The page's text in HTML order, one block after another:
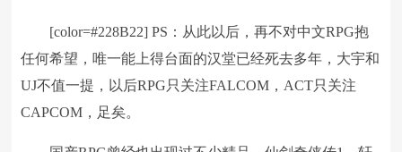
[color=#228B22] PS：从此以后，再不对中文RPG抱
任何希望，唯一能上得台面的汉堂已经死去多年，大宇和
UJ不值一提，以后RPG只关注FALCOM，ACT只关注
CAPCOM，足矣。